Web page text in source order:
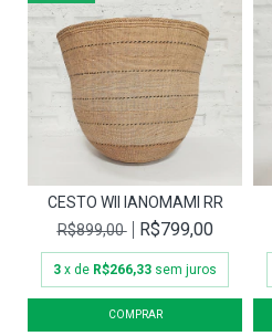
CESTO WII IANOMAMI RR
R$899,00
R$799,00
3 x de R$266,33 sem juros